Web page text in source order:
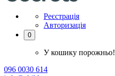
Реєстрація
Авторизація
0
У кошику порожньо!
096 0030 614